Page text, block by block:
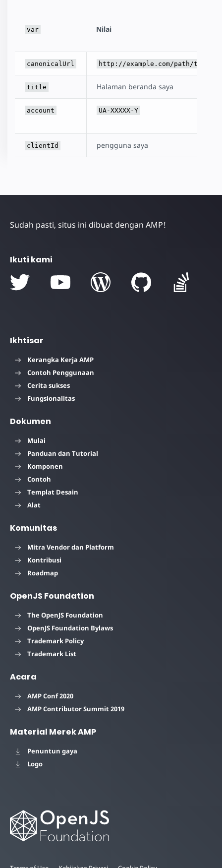
var Nilai
canonicalUrl http://example.com/path/to/the/
title Halaman beranda saya
account UA-XXXXX-Y
clientId pengguna saya
Sudah pasti, situs ini dibuat dengan AMP!
Ikuti kami
Ikhtisar
Kerangka Kerja AMP
Contoh Penggunaan
Cerita sukses
Fungsionalitas
Dokumen
Mulai
Panduan dan Tutorial
Komponen
Contoh
Templat Desain
Alat
Komunitas
Mitra Vendor dan Platform
Kontribusi
Roadmap
OpenJS Foundation
The OpenJS Foundation
OpenJS Foundation Bylaws
Trademark Policy
Trademark List
Acara
AMP Conf 2020
AMP Contributor Summit 2019
Material Merek AMP
Penuntun gaya
Logo